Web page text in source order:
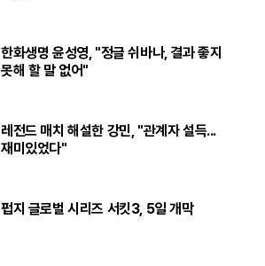
한화생명 윤성영, "정글 쉬바나, 결과 좋지
못해 할 말 없어"
레전드 매치 해설한 강민, "관계자 설득...
재미있었다"
펍지 글로벌 시리즈 서킷3, 5일 개막